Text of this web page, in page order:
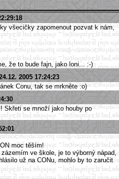
všecičky zapomenout pozvat k nám,
že to bude fajn, jako loni... :-)
2005 17:24:23
Conu, tak se mrkněte :o)
Skřeti se množí jako houby po
moc těším!
ve škole, je to výborný nápad,
už na CONu, mohlo by to zaručit